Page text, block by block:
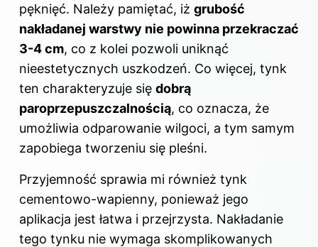
pęknięć. Należy pamiętać, iż grubość
nakładanej warstwy nie powinna przekraczać
3-4 cm, co z kolei pozwoli uniknąć
nieestetycznych uszkodzeń. Co więcej, tynk
ten charakteryzuje się dobrą
paroprzepuszczalnością, co oznacza, że
umożliwia odparowanie wilgoci, a tym samym
zapobiega tworzeniu się pleśni.
Przyjemność sprawia mi również tynk
cementowo-wapienny, ponieważ jego
aplikacja jest łatwa i przejrzysta. Nakładanie
tego tynku nie wymaga skomplikowanych